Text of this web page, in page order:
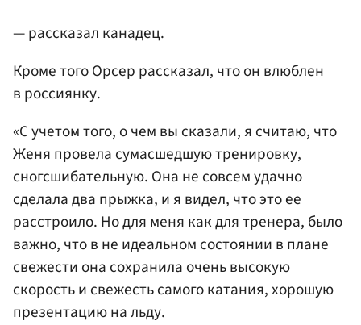
— рассказал канадец.
Кроме того Орсер рассказал, что он влюблен
в россиянку.
«С учетом того, о чем вы сказали, я считаю, что
Женя провела сумасшедшую тренировку,
сногсшибательную. Она не совсем удачно
сделала два прыжка, и я видел, что это ее
расстроило. Но для меня как для тренера, было
важно, что в не идеальном состоянии в плане
свежести она сохранила очень высокую
скорость и свежесть самого катания, хорошую
презентацию на льду.